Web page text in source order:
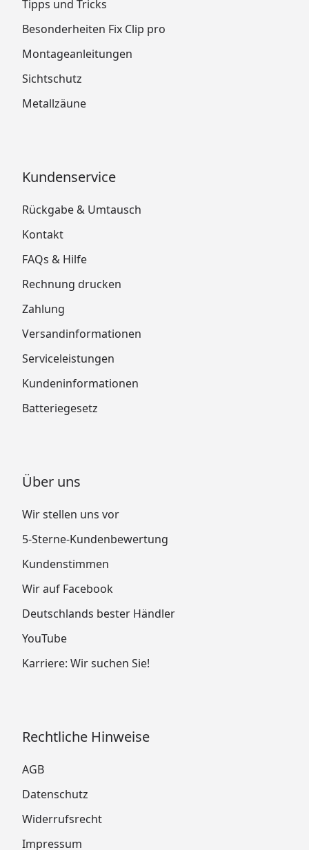
Tipps und Tricks
Besonderheiten Fix Clip pro
Montageanleitungen
Sichtschutz
Metallzäune
Kundenservice
Rückgabe & Umtausch
Kontakt
FAQs & Hilfe
Rechnung drucken
Zahlung
Versandinformationen
Serviceleistungen
Kundeninformationen
Batteriegesetz
Über uns
Wir stellen uns vor
5-Sterne-Kundenbewertung
Kundenstimmen
Wir auf Facebook
Deutschlands bester Händler
YouTube
Karriere: Wir suchen Sie!
Rechtliche Hinweise
AGB
Datenschutz
Widerrufsrecht
Impressum